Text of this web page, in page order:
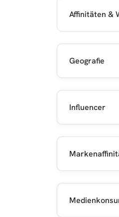
Affinitäten &
Geografie
Influencer